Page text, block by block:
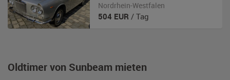
Oldtimer von Sunbeam mieten
Nordrhein-Westfalen
504 EUR / Tag